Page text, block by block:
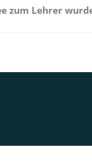
zum Lehrer